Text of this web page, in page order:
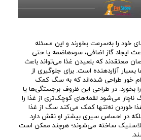
خود را به‌سرعت بخورند و این مسئله
ایجاد گاز اضافی، سوءهاضمه یا حتی
معتقدند که بلعیدن غذا می‌تواند باعث
آزاردهنده است. برای جلوگیری از
خور طراحی شده‌اند که به سگ کمک
بخورد. در طراحی این ظروف برجستگی‌ها یا
ناچار می‌شود لقمه‌های کوچک‌تری از غذا را
خوردن نه‌تنها کمک می‌کند سگ از غذا
در احساس سیری بیشتر او نقش دارد.
ساخته می‌شوند؛ هرچند ممکن است